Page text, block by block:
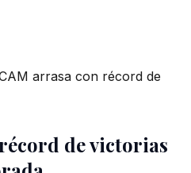
arrasa con récord de
de victorias